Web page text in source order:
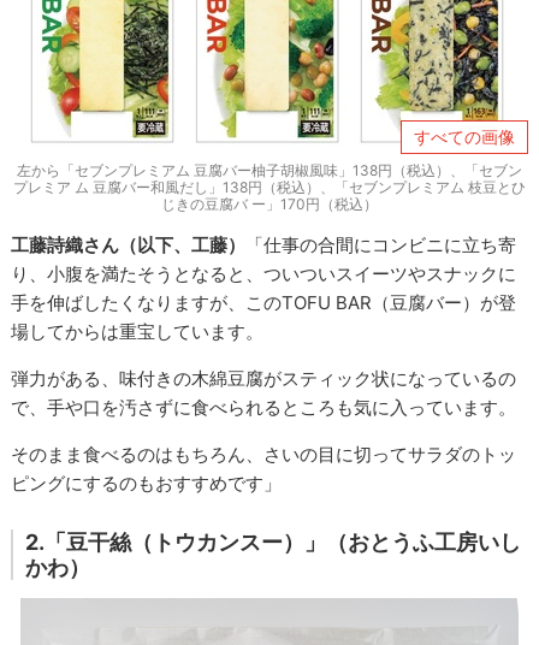
すべての画像
左から「セブンプレミアム 豆腐バー柚子胡椒風味」138円（税込）、「セブン
プレミア ム 豆腐バー和風だし」138円（税込）、「セブンプレミアム 枝豆とひ
じきの豆腐バ ー」170円（税込）
工藤詩織さん（以下、工藤）
「仕事の合間にコンビニに立ち寄
り、小腹を満たそうとなると、ついついスイーツやスナックに
手を伸ばしたくなりますが、このTOFU BAR（豆腐バー）が登
場してからは重宝しています。
弾力がある、味付きの木綿豆腐がスティック状になっているの
で、手や口を汚さずに食べられるところも気に入っています。
そのまま食べるのはもちろん、さいの目に切ってサラダのトッ
ピングにするのもおすすめです」
2.「豆干絲（トウカンスー）」（おとうふ工房いし
かわ）